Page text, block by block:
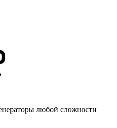
любой сложности